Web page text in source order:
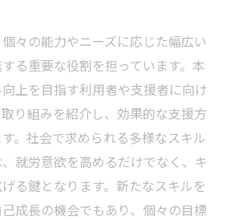
々の能力やニーズに応じた幅広い
る重要な役割を担っています。本
上を目指す利用者や支援者に向け
り組みを紹介し、効果的な支援方
。社会で求められる多様なスキル
就労意欲を高めるだけでなく、キ
る鍵となります。新たなスキルを
成長の機会でもあり、個々の目標